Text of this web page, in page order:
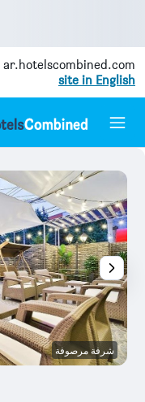
ar.hotelscombined.com
site in English
شرفة مرصوفة